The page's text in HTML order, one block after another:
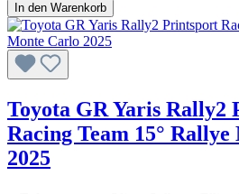
In den Warenkorb
Toyota GR Yaris Rally2
Racing Team 15°
2025